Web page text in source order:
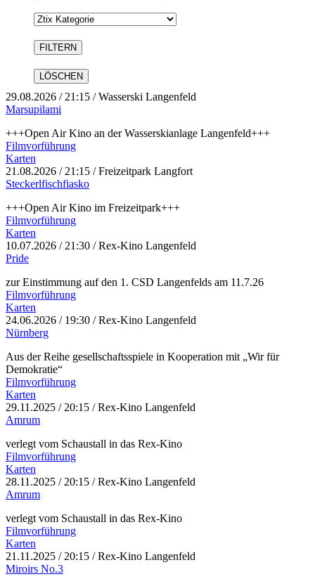
Kategorie
29.08.2026 / 21:15 / Wasserski Langenfeld
Marsupilami
+++Open Air Kino an der Wasserskianlage Langenfeld+++
Filmvorführung
Karten
21.08.2026 / 21:15 / Freizeitpark Langfort
Steckerlfischfiasko
+++Open Air Kino im Freizeitpark+++
Filmvorführung
Karten
10.07.2026 / 21:30 / Rex-Kino Langenfeld
Pride
zur Einstimmung auf den 1. CSD Langenfelds am 11.7.26
Filmvorführung
Karten
24.06.2026 / 19:30 / Rex-Kino Langenfeld
Nürnberg
Aus der Reihe gesellschaftsspiele in Kooperation mit „Wir für
Demokratie“
Filmvorführung
Karten
29.11.2025 / 20:15 / Rex-Kino Langenfeld
Amrum
verlegt vom Schaustall in das Rex-Kino
Filmvorführung
Karten
28.11.2025 / 20:15 / Rex-Kino Langenfeld
Amrum
verlegt vom Schaustall in das Rex-Kino
Filmvorführung
Karten
21.11.2025 / 20:15 / Rex-Kino Langenfeld
Miroirs No.3